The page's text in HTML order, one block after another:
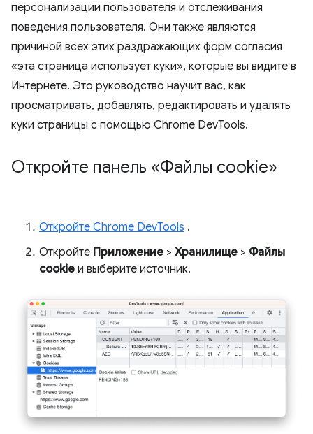
персонализации пользователя и отслеживания
поведения пользователя. Они также являются
причиной всех этих раздражающих форм согласия
«эта страница использует куки», которые вы видите в
Интернете. Это руководство научит вас, как
просматривать, добавлять, редактировать и удалять
куки страницы с помощью Chrome DevTools.
Откройте панель «Файлы cookie»
Откройте Chrome DevTools .
Откройте Приложение > Хранилище > Файлы
cookie и выберите источник.